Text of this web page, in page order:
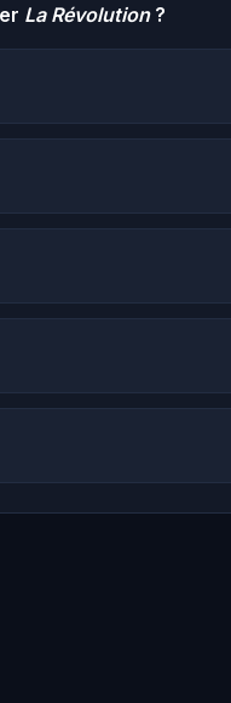
La Révolution?